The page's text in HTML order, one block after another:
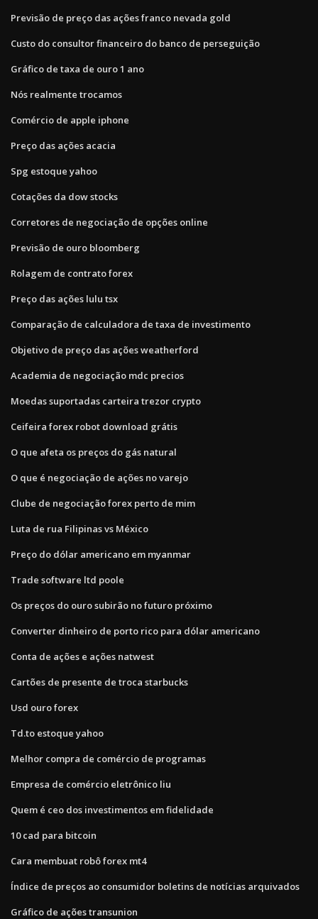
Previsão de preço das ações franco nevada gold
Custo do consultor financeiro do banco de perseguição
Gráfico de taxa de ouro 1 ano
Nós realmente trocamos
Comércio de apple iphone
Preço das ações acacia
Spg estoque yahoo
Cotações da dow stocks
Corretores de negociação de opções online
Previsão de ouro bloomberg
Rolagem de contrato forex
Preço das ações lulu tsx
Comparação de calculadora de taxa de investimento
Objetivo de preço das ações weatherford
Academia de negociação mdc precios
Moedas suportadas carteira trezor crypto
Ceifeira forex robot download grátis
O que afeta os preços do gás natural
O que é negociação de ações no varejo
Clube de negociação forex perto de mim
Luta de rua Filipinas vs México
Preço do dólar americano em myanmar
Trade software ltd poole
Os preços do ouro subirão no futuro próximo
Converter dinheiro de porto rico para dólar americano
Conta de ações e ações natwest
Cartões de presente de troca starbucks
Usd ouro forex
Td.to estoque yahoo
Melhor compra de comércio de programas
Empresa de comércio eletrônico liu
Quem é ceo dos investimentos em fidelidade
10 cad para bitcoin
Cara membuat robô forex mt4
Índice de preços ao consumidor boletins de notícias arquivados
Gráfico de ações transunion